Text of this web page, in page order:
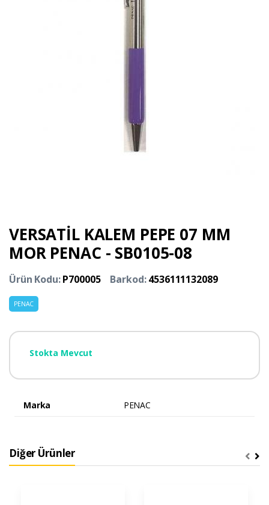
VERSATİL KALEM PEPE 07 MM
MOR PENAC - SB0105-08
Ürün Kodu:P700005 Barkod:4536111132089
PENAC
Stokta Mevcut
Marka PENAC
Diğer Ürünler